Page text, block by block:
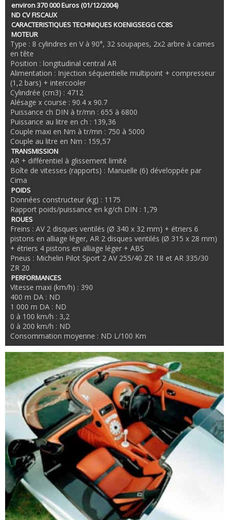
environ 370 000 Euros (01/12/2004)
ND CV FISCAUX
CARACTERISTIQUES TECHNIQUES KOENIGSEGG CC8S
MOTEUR
Type : 8 cylindres en V à 90°, 32 soupapes, 2x2 arbre à cames
en tête
Position : longitudinal central AR
Alimentation : Injection séquentielle multipoint + compresseur
(1,2 bars) + intercooler
Cylindrée (cm3) : 4712
Alésage x course : 90.4 x 90.7
Puissance ch DIN à tr/mn : 655 à 6800
Puissance au litre en ch : 139,36
Couple maxi en Nm à tr/mn : 750 à 5000
Couple au litre en Nm : 159,57
TRANSMISSION
AR + différentiel à glissement limité
Boîte de vitesses (rapports) : Manuelle (6) développée par
Cima
POIDS
Données constructeur (kg) : 1175
Rapport poids/puissance en kg/ch DIN : 1,79
ROUES
Freins : AV 2 disques ventilés (Ø 340 x 32 mm) + étriers 6
pistons en alliage léger, AR 2 disques ventilés (Ø 315 x 28 mm)
+ étriers 4 pistons en alliage léger + ABS
Pneus : Michelin Pilot Sport 2 AV 255/40 ZR 18 et AR 335/30
ZR 20
PERFORMANCES
Vitesse maxi (km/h) : 390
400 m DA : ND
1 000 m DA : ND
0 à 100 km/h : 3,2
0 à 200 km/h : ND
Consommation moyenne : ND L/100 Km